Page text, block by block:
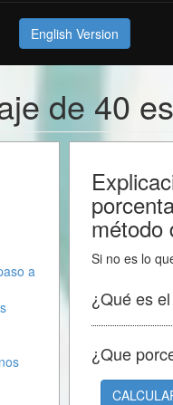
English Version
de 40
método
Si no es lo
¿Qué es
¿Que
a